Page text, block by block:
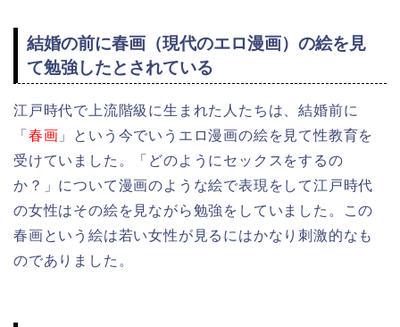
結婚の前に春画（現代のエロ漫画）の絵を見
て勉強したとされている
江戸時代で上流階級に生まれた人たちは、結婚前に
「 春画 」という今でいうエロ漫画の絵を見て性教育を
受けていました。「どのようにセックスをするの
か？」について漫画のような絵で表現をして江戸時代
の女性はその絵を見ながら勉強をしていました。この
春画という絵は若い女性が見るにはかなり刺激的なも
のでありました。